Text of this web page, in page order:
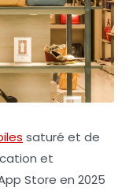
saturé et de
et
Store en 2025